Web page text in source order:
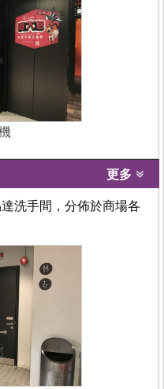
更多
洗手間，分佈於商場各